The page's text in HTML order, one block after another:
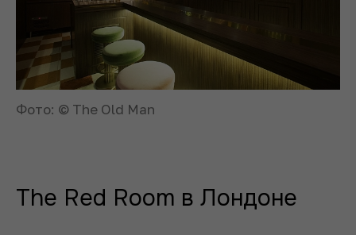
Фото: © The Old Man
The Red Room в Лондоне